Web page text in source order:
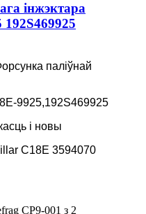
інжэктара
паліўнай
9925,192S469925
і новы
C18E 3594070